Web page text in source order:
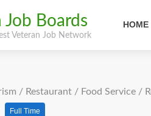
Job Boards
Veteran Job Network
HOME
/ Restaurant / Food Service /
Full Time